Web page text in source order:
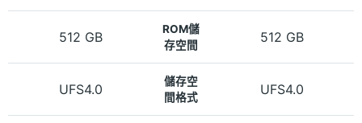
512 GB
ROM儲
存空間
512 GB
UFS4.0
儲存空
間格式
UFS4.0